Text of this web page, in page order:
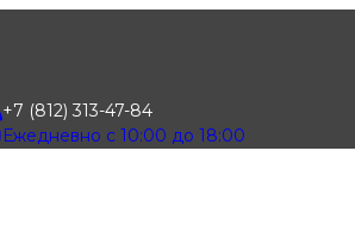
+7 (812) 313-47-84
Ежедневно с 10:00 до 18:00